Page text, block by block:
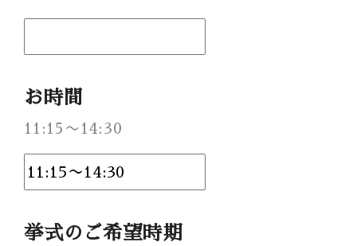
ギャラリー
アクセス
紹介キャンペーン
お時間
11:15〜14:30
挙式のご希望時期